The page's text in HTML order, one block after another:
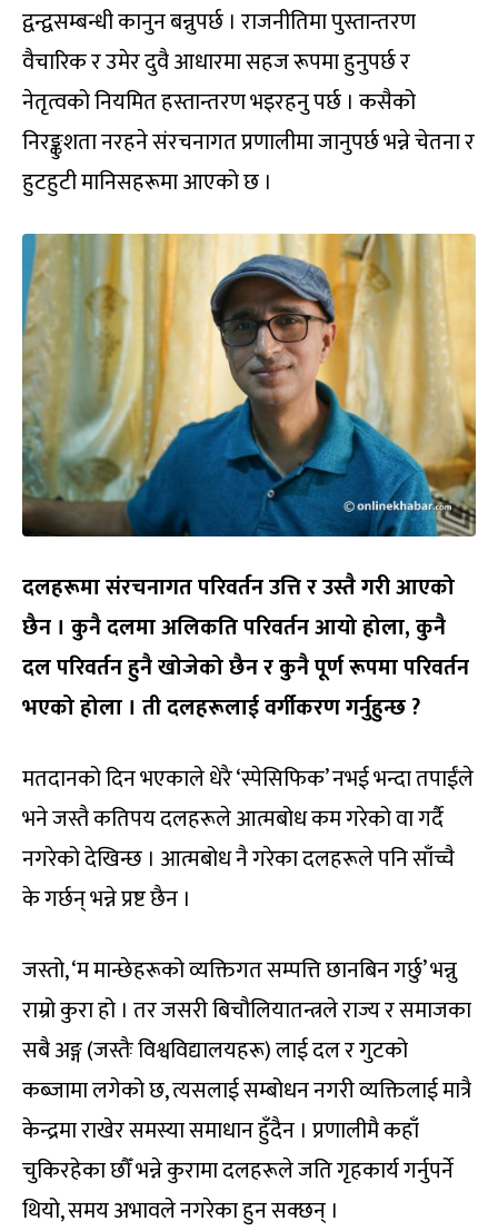
द्वन्द्वसम्बन्धी कानुन बन्नुपर्छ । राजनीतिमा पुस्तान्तरण
वैचारिक र उमेर दुवै आधारमा सहज रूपमा हुनुपर्छ र
नेतृत्वको नियमित हस्तान्तरण भइरहनु पर्छ । कसैको
निरङ्कुशता नरहने संरचनागत प्रणालीमा जानुपर्छ भन्ने चेतना र
हुटहुटी मानिसहरूमा आएको छ ।
दलहरूमा संरचनागत परिवर्तन उत्ति र उस्तै गरी आएको
छैन । कुनै दलमा अलिकति परिवर्तन आयो होला,कुनै
दल परिवर्तन हुनै खोजेको छैन र कुनै पूर्ण रूपमा परिवर्तन
भएको होला । ती दलहरूलाई वर्गीकरण गर्नुहुन्छ?
मतदानको दिन भएकाले धेरै ‘स्पेसिफिक’ नभई भन्दा तपाईंले
भने जस्तै कतिपय दलहरूले आत्मबोध कम गरेको वा गर्दै
नगरेको देखिन्छ । आत्मबोध नै गरेका दलहरूले पनि साँच्चै
के गर्छन् भन्ने प्रष्ट छैन ।
जस्तो, ‘म मान्छेहरूको व्यक्तिगत सम्पत्ति छानबिन गर्छु’ भन्नु
राम्रो कुरा हो । तर जसरी बिचौलियातन्त्रले राज्य र समाजका
सबै अङ्ग (जस्तैः विश्वविद्यालयहरू) लाई दल र गुटको
कब्जामा लगेको छ, त्यसलाई सम्बोधन नगरी व्यक्तिलाई मात्रै
केन्द्रमा राखेर समस्या समाधान हुँदैन । प्रणालीमै कहाँ
चुकिरहेका छौँ भन्ने कुरामा दलहरूले जति गृहकार्य गर्नुपर्ने
थियो, समय अभावले नगरेका हुन सक्छन् ।